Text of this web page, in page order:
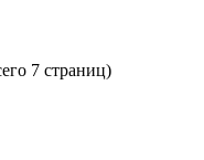
7 страниц)